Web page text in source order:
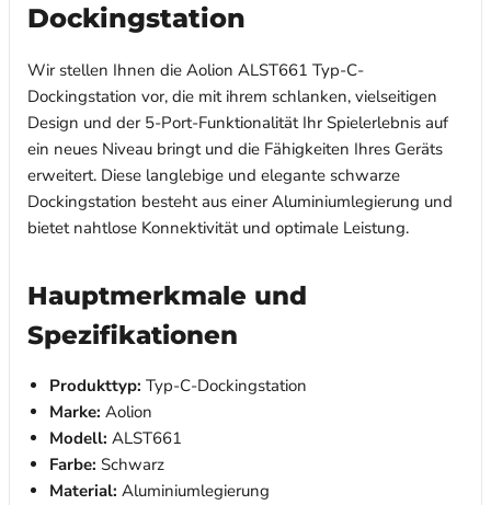
Dockingstation
Wir stellen Ihnen die Aolion ALST661 Typ-C-
Dockingstation vor, die mit ihrem schlanken, vielseitigen
Design und der 5-Port-Funktionalität Ihr Spielerlebnis auf
ein neues Niveau bringt und die Fähigkeiten Ihres Geräts
erweitert. Diese langlebige und elegante schwarze
Dockingstation besteht aus einer Aluminiumlegierung und
bietet nahtlose Konnektivität und optimale Leistung.
Hauptmerkmale und
Spezifikationen
Produkttyp: Typ-C-Dockingstation
Marke: Aolion
Modell: ALST661
Farbe: Schwarz
Material: Aluminiumlegierung